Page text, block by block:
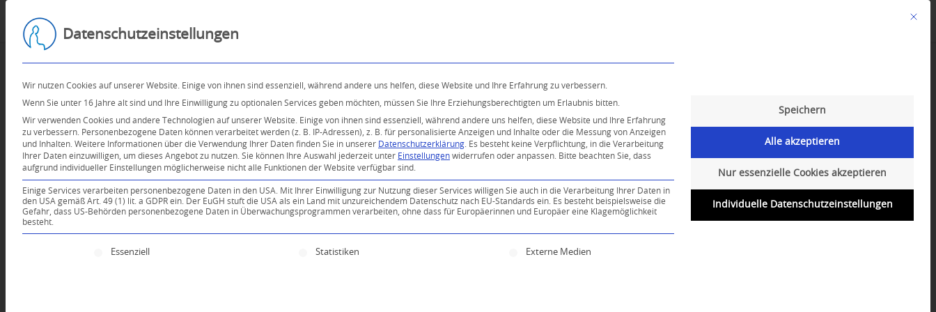
0
Mit
Datenschutzeinstellungen
Wir nutzen Cookies auf unserer Website. Einige von ihnen sind essenziell, während andere uns helfen, diese Website und Ihre Erfahrung zu verbessern.
Wenn Sie unter 16 Jahre alt sind und Ihre Einwilligung zu optionalen Services geben möchten, müssen Sie Ihre Erziehungsberechtigten um Erlaubnis bitten.
Wir verwenden Cookies und andere Technologien auf unserer Website. Einige von ihnen sind essenziell, während andere uns helfen, diese Website und Ihre Erfahrung
zu verbessern.
Personenbezogene Daten können verarbeitet werden (z. B. IP-Adressen), z. B. für personalisierte Anzeigen und Inhalte oder die Messung von Anzeigen
und Inhalten. Weitere Informationen über die Verwendung Ihrer Daten finden Sie in unserer Datenschutzerklärung
Es besteht keine Verpflichtung, in die Verarbeitung
Ihrer Daten einzuwilligen, um dieses Angebot zu nutzen. Sie können Ihre Auswahl jederzeit unter Einstellungen widerrufen oder anpassen.
Bitte beachten Sie, dass
aufgrund individueller Einstellungen möglicherweise nicht alle Funktionen der Website verfügbar sind.
Einige Services verarbeiten personenbezogene Daten in den USA. Mit Ihrer Einwilligung zur Nutzung dieser Services willigen Sie auch in die Verarbeitung Ihrer Daten in
den USA gemäß Art. 49 (1) lit. a GDPR ein. Der EuGH stuft die USA als ein Land mit unzureichendem Datenschutz nach EU-Standards ein. Es besteht beispielsweise die
Gefahr, dass US-Behörden personenbezogene Daten in Überwachungsprogrammen verarbeiten, ohne dass für Europäerinnen und Europäer eine Klagemöglichkeit
besteht.
Es folgt eine Liste der Service-Gruppen, für die eine Einwilligung erteilt werden kann. Die erste Service-Gruppe ist essenziell und kann nicht abgewählt
Essenziell Statistiken Externe Medien
Speichern
Alle akzeptieren
Nur essenzielle Cookies akzeptieren
Individuelle Datenschutzeinstellungen